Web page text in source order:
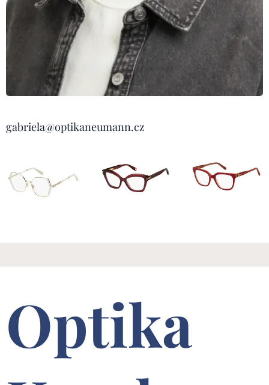
gabriela@optikaneumann.cz
Optika